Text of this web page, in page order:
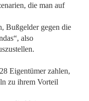
die man auf
Bußgelder gegen die
also
Eigentümer zahlen,
zu ihrem Vorteil